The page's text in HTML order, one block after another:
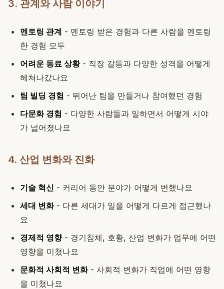
3. 관계와 사람 이야기
멘토링 관계 - 멘토링 받은 경험과 다른 사람을 멘토링
한 경험 모두
어려운 동료 상황- 직장 갈등과 다양한 성격을 어떻게
헤쳐나갔나요
팀 빌딩 경험 - 뛰어난 팀을 만들거나 참여했던 경험
다문화 경험 - 다양한 사람들과 일하면서 어떻게 시야
가 넓어졌나요
4. 산업 변화와 진화
기술 혁신 - 커리어 동안 분야가 어떻게 변했나요
세대 변화- 다른 세대가 일을 어떻게 다르게 접근했나
요
경제적 영향- 경기침체, 호황, 산업 변화가 업무에 어떤
영향을 미쳤나요
문화적 사회적 변화- 사회적 변화가 직업에 어떤 영향
을 미쳤나요